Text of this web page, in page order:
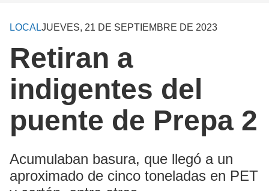
LOCALJUEVES, 21 DE SEPTIEMBRE DE 2023
Retiran a
indigentes del
puente de Prepa 2
Acumulaban basura, que llegó a un
aproximado de cinco toneladas en PET